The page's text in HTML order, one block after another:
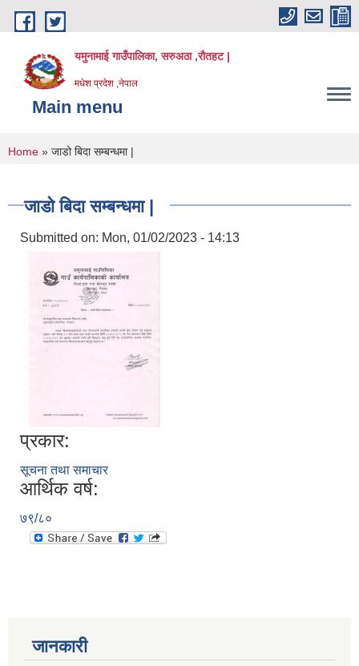
Skip to main content
यमुनामाई गाउँपालिका, सरुअठा ,रौतहट |
मधेश प्रदेश ,नेपाल
Main menu
You are here
Home » जाडो बिदा सम्बन्धमा |
जाडो बिदा सम्बन्धमा |
Submitted on: Mon, 01/02/2023 - 14:13
प्रकार:
सूचना तथा समाचार
आर्थिक वर्ष:
७९/८०
जानकारी